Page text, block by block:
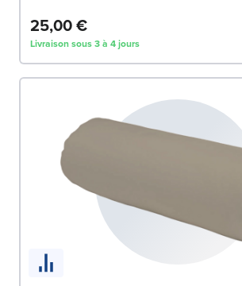
25,00 €
Livraison sous 3 à 4 jours